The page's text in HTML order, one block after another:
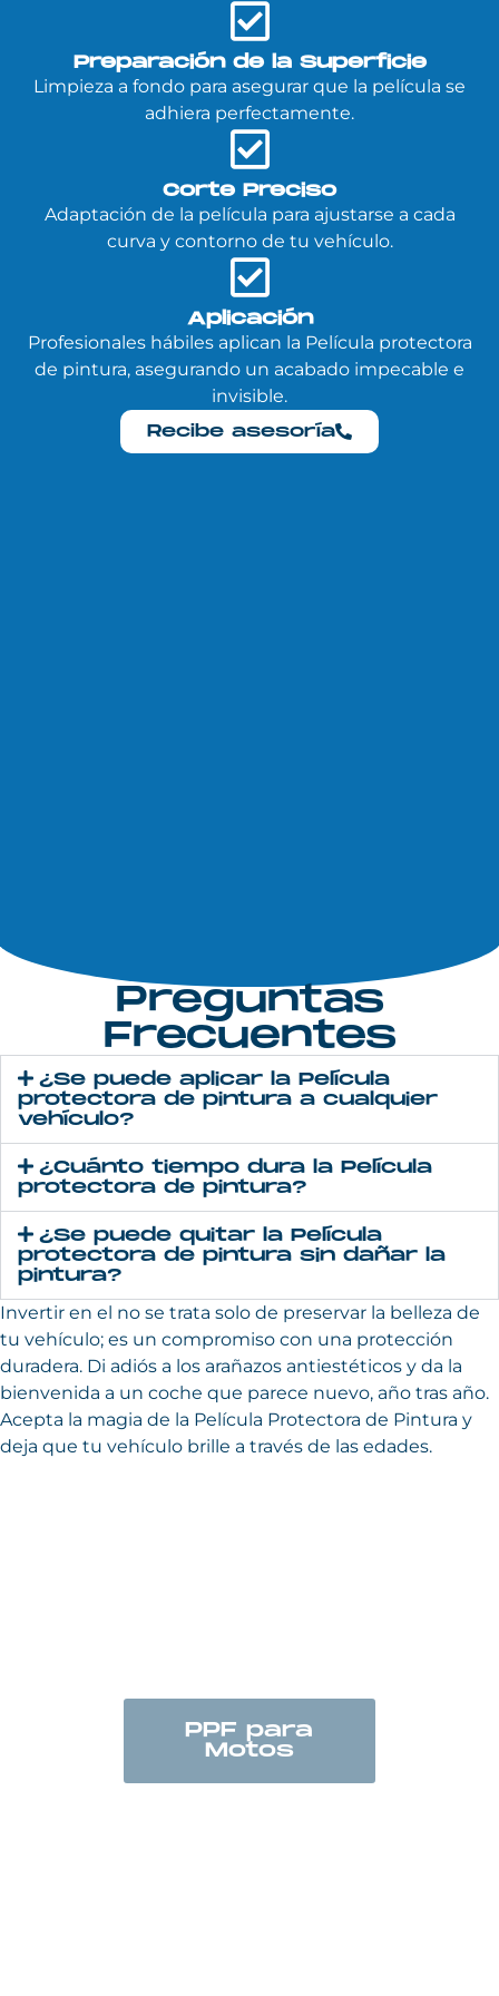
Preparación de la Superficie
Limpieza a fondo para asegurar que la película se
adhiera perfectamente.
Corte Preciso
Adaptación de la película para ajustarse a cada
curva y contorno de tu vehículo.
Aplicación
Profesionales hábiles aplican la Película protectora
de pintura, asegurando un acabado impecable e
invisible.
Recibe asesoría
Preguntas
Frecuentes
¿Se puede aplicar la Película
protectora de pintura a cualquier
vehículo?
¿Cuánto tiempo dura la Película
protectora de pintura?
¿Se puede quitar la Película
protectora de pintura sin dañar la
pintura?
Invertir en el no se trata solo de preservar la belleza de
tu vehículo; es un compromiso con una protección
duradera. Di adiós a los arañazos antiestéticos y da la
bienvenida a un coche que parece nuevo, año tras año.
Acepta la magia de la Película Protectora de Pintura y
deja que tu vehículo brille a través de las edades.
PPF para
Motos